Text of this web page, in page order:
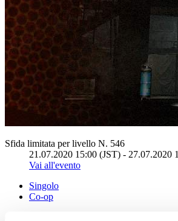
Sfida limitata per livello N. 546
21.07.2020 15:00 (JST) - 27.07.2020
Vai all'evento
Singolo
Co-op